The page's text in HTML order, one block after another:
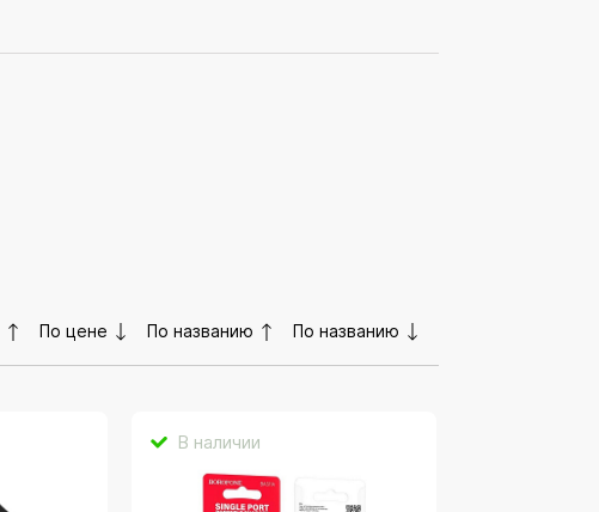
По цене По названию По названию
В наличии